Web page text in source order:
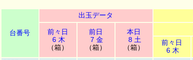
台番号
出玉データ
前々日
6 木
（箱）
前日
7 金
（箱）
本日
8 土
（箱）
前々日
6 木